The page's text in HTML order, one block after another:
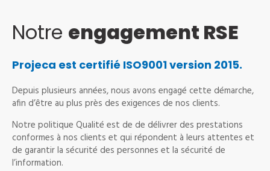
Notre engagement RSE
Projeca est certifié ISO9001 version 2015.
Depuis plusieurs années, nous avons engagé cette démarche,
afin d’être au plus près des exigences de nos clients.
Notre politique Qualité est de de délivrer des prestations
conformes à nos clients et qui répondent à leurs attentes et
de garantir la sécurité des personnes et la sécurité de
l’information.